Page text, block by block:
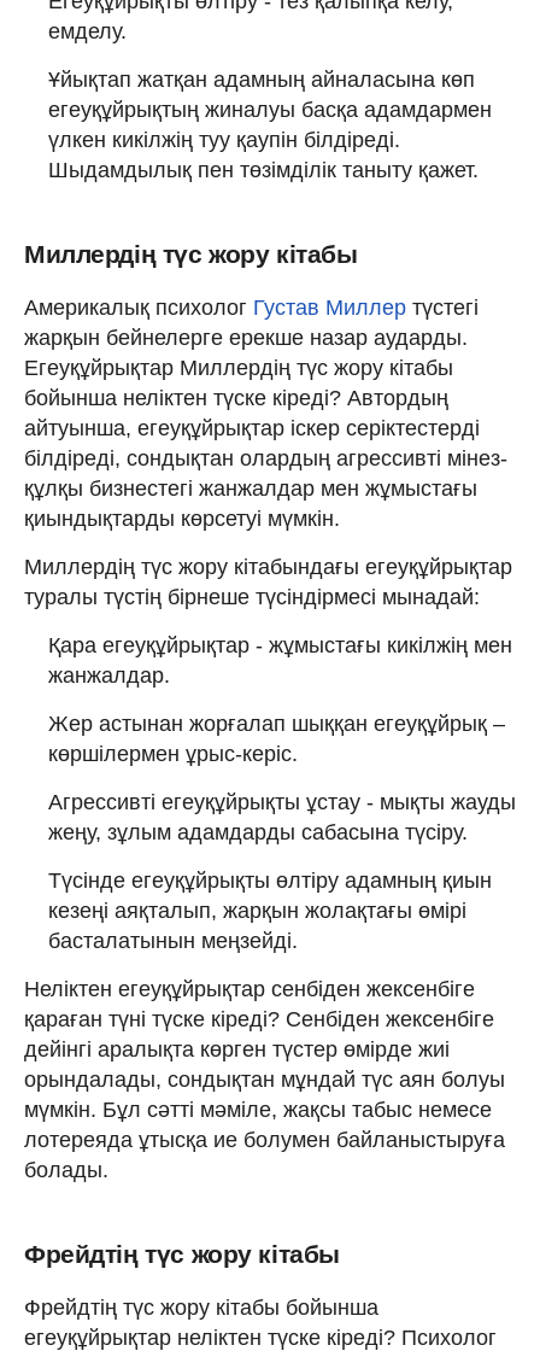
емделу.
Ұйықтап жатқан адамның айналасына көп
егеуқұйрықтың жиналуы басқа адамдармен
үлкен кикілжің туу қаупін білдіреді.
Шыдамдылық пен төзімділік таныту қажет.
Миллердің түс жору кітабы
Америкалық психолог Густав Миллер түстегі
жарқын бейнелерге ерекше назар аударды.
Егеуқұйрықтар Миллердің түс жору кітабы
бойынша неліктен түске кіреді? Автордың
айтуынша, егеуқұйрықтар іскер серіктестерді
білдіреді, сондықтан олардың агрессивті мінез-
құлқы бизнестегі жанжалдар мен жұмыстағы
қиындықтарды көрсетуі мүмкін.
Миллердің түс жору кітабындағы егеуқұйрықтар
туралы түстің бірнеше түсіндірмесі мынадай:
Қара егеуқұйрықтар - жұмыстағы кикілжің мен
жанжалдар.
Жер астынан жорғалап шыққан егеуқұйрық –
көршілермен ұрыс-керіс.
Агрессивті егеуқұйрықты ұстау - мықты жауды
жеңу, зұлым адамдарды сабасына түсіру.
Түсінде егеуқұйрықты өлтіру адамның қиын
кезеңі аяқталып, жарқын жолақтағы өмірі
басталатынын меңзейді.
Неліктен егеуқұйрықтар сенбіден жексенбіге
қараған түні түске кіреді? Сенбіден жексенбіге
дейінгі аралықта көрген түстер өмірде жиі
орындалады, сондықтан мұндай түс аян болуы
мүмкін. Бұл сәтті мәміле, жақсы табыс немесе
лотереяда ұтысқа ие болумен байланыстыруға
болады.
Фрейдтің түс жору кітабы
Фрейдтің түс жору кітабы бойынша
егеуқұйрықтар неліктен түске кіреді? Психолог